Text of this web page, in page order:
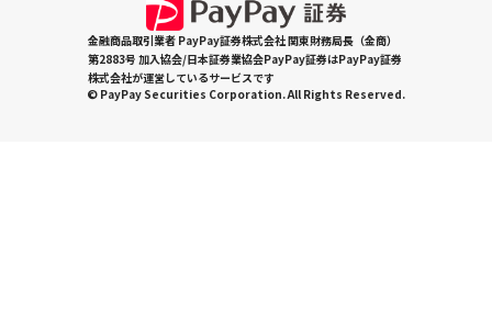
金融商品取引業者 PayPay証券株式会社 関東財務局長（金商）
第2883号 加入協会/日本証券業協会PayPay証券はPayPay証券
株式会社が運営しているサービスです
© PayPay Securities Corporation. All Rights Reserved.